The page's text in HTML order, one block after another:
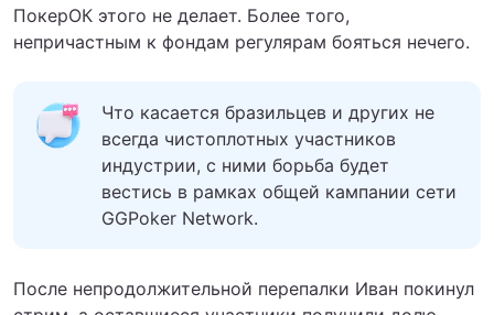
ПокерОК этого не делает. Более того,
непричастным к фондам регулярам бояться нечего.
Что касается бразильцев и других не
всегда чистоплотных участников
индустрии, с ними борьба будет
вестись в рамках общей кампании сети
GGPoker Network.
После непродолжительной перепалки Иван покинул